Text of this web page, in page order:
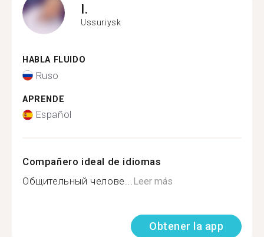
I.
Ussuriysk
HABLA FLUIDO
Ruso
APRENDE
Español
Compañero ideal de idiomas
Общительный челове...Leer más
Obtener la app